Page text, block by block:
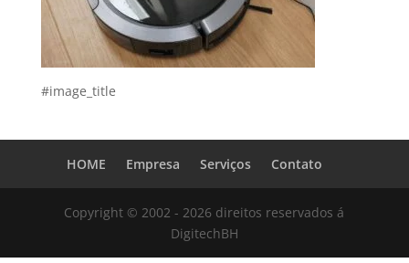
#image_title
HOME Empresa Serviços Contato
Copyright © 2002 - 2026 direitos reservados á
DigitechBH